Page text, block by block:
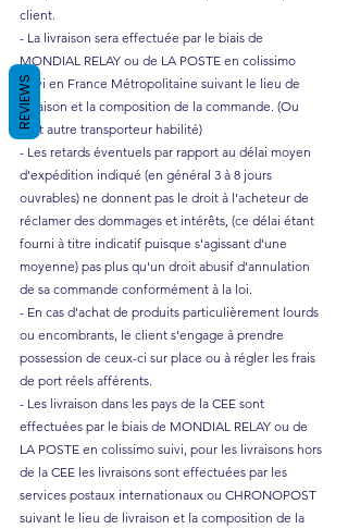
client.
- La livraison sera effectuée par le biais de
MONDIAL RELAY ou de LA POSTE en colissimo
suivi en France Métropolitaine suivant le lieu de
livraison et la composition de la commande. (Ou
tout autre transporteur habilité)
- Les retards éventuels par rapport au délai moyen
d'expédition indiqué (en général 3 à 8 jours
ouvrables) ne donnent pas le droit à l'acheteur de
réclamer des dommages et intérêts, (ce délai étant
fourni à titre indicatif puisque s'agissant d'une
moyenne) pas plus qu'un droit abusif d'annulation
de sa commande conformément à la loi.
- En cas d'achat de produits particulièrement lourds
ou encombrants, le client s'engage à prendre
possession de ceux-ci sur place ou à régler les frais
de port réels afférents.
- Les livraison dans les pays de la CEE sont
effectuées par le biais de MONDIAL RELAY ou de
LA POSTE en colissimo suivi, pour les livraisons hors
de la CEE les livraisons sont effectuées par les
services postaux internationaux ou CHRONOPOST
suivant le lieu de livraison et la composition de la
REVIEWS